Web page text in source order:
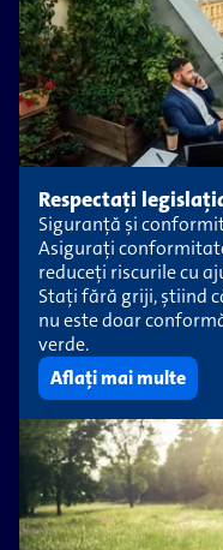
Respectați
Siguranță și
Asigurați
reduceți riscurile cu
Stați fără griji, știind
nu este doar
verde.
Aflați mai multe